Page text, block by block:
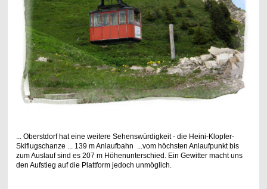
... Oberstdorf hat eine weitere Sehenswürdigkeit - die Heini-Klopfer-
Skiflugschanze ... 139 m Anlaufbahn ...vom höchsten Anlaufpunkt bis
zum Auslauf sind es 207 m Höhenunterschied. Ein Gewitter macht uns
den Aufstieg auf die Plattform jedoch unmöglich.